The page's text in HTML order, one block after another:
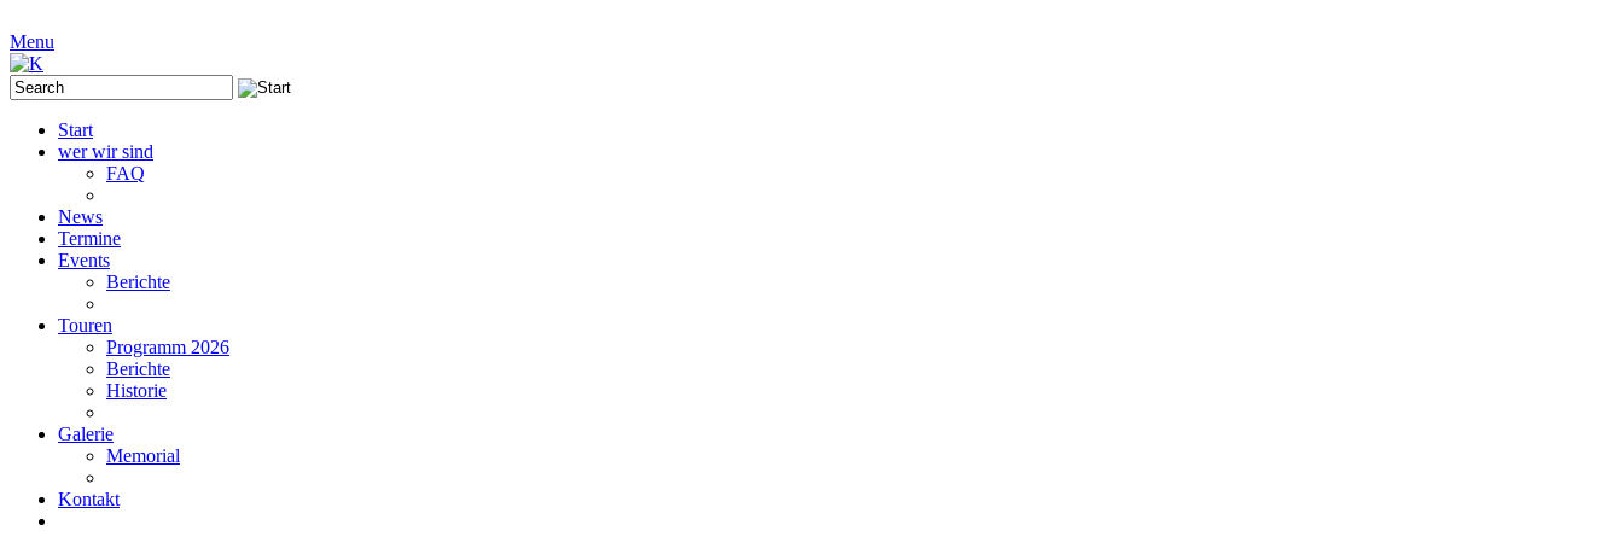
Menu
Start
wer wir sind
FAQ
News
Termine
Events
Berichte
Touren
Programm 2026
Berichte
Historie
Galerie
Memorial
Kontakt